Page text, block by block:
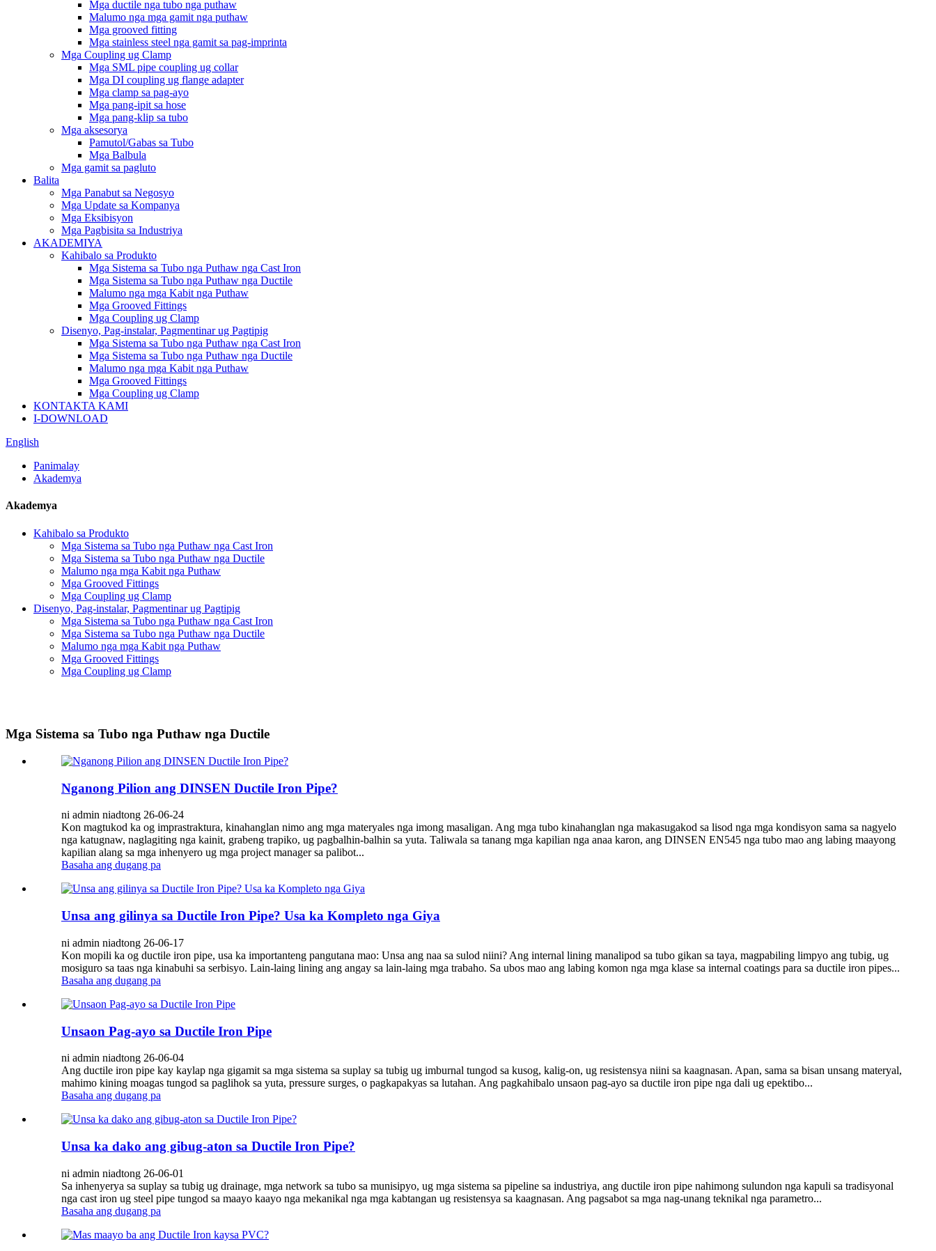
Mga ductile nga tubo nga puthaw
Malumo nga mga gamit nga puthaw
Mga grooved fitting
Mga stainless steel nga gamit sa pag-imprinta
Mga Coupling ug Clamp
Mga SML pipe coupling ug collar
Mga DI coupling ug flange adapter
Mga clamp sa pag-ayo
Mga pang-ipit sa hose
Mga pang-klip sa tubo
Mga aksesorya
Pamutol/Gabas sa Tubo
Mga Balbula
Mga gamit sa pagluto
Balita
Mga Panabut sa Negosyo
Mga Update sa Kompanya
Mga Eksibisyon
Mga Pagbisita sa Industriya
AKADEMIYA
Kahibalo sa Produkto
Mga Sistema sa Tubo nga Puthaw nga Cast Iron
Mga Sistema sa Tubo nga Puthaw nga Ductile
Malumo nga mga Kabit nga Puthaw
Mga Grooved Fittings
Mga Coupling ug Clamp
Disenyo, Pag-instalar, Pagmentinar ug Pagtipig
Mga Sistema sa Tubo nga Puthaw nga Cast Iron
Mga Sistema sa Tubo nga Puthaw nga Ductile
Malumo nga mga Kabit nga Puthaw
Mga Grooved Fittings
Mga Coupling ug Clamp
KONTAKTA KAMI
I-DOWNLOAD
English
Panimalay
Akademya
Akademya
Kahibalo sa Produkto
Mga Sistema sa Tubo nga Puthaw nga Cast Iron
Mga Sistema sa Tubo nga Puthaw nga Ductile
Malumo nga mga Kabit nga Puthaw
Mga Grooved Fittings
Mga Coupling ug Clamp
Disenyo, Pag-instalar, Pagmentinar ug Pagtipig
Mga Sistema sa Tubo nga Puthaw nga Cast Iron
Mga Sistema sa Tubo nga Puthaw nga Ductile
Malumo nga mga Kabit nga Puthaw
Mga Grooved Fittings
Mga Coupling ug Clamp
Mga Sistema sa Tubo nga Puthaw nga Ductile
Nganong Pilion ang DINSEN Ductile Iron Pipe?
ni admin niadtong 26-06-24
Kon magtukod ka og imprastraktura, kinahanglan nimo ang mga materyales nga imong masaligan. Ang mga tubo kinahanglan nga makasugakod sa lisod nga mga kondisyon sama sa nagyelo
nga katugnaw, naglagiting nga kainit, grabeng trapiko, ug pagbalhin-balhin sa yuta. Taliwala sa tanang mga kapilian nga anaa karon, ang DINSEN EN545 nga tubo mao ang labing maayong
kapilian alang sa mga inhenyero ug mga project manager sa palibot...
Basaha ang dugang pa
Unsa ang gilinya sa Ductile Iron Pipe? Usa ka Kompleto nga Giya
ni admin niadtong 26-06-17
Kon mopili ka og ductile iron pipe, usa ka importanteng pangutana mao: Unsa ang naa sa sulod niini? Ang internal lining manalipod sa tubo gikan sa taya, magpabiling limpyo ang tubig, ug
mosiguro sa taas nga kinabuhi sa serbisyo. Lain-laing lining ang angay sa lain-laing mga trabaho. Sa ubos mao ang labing komon nga mga klase sa internal coatings para sa ductile iron pipes...
Basaha ang dugang pa
Unsaon Pag-ayo sa Ductile Iron Pipe
ni admin niadtong 26-06-04
Ang ductile iron pipe kay kaylap nga gigamit sa mga sistema sa suplay sa tubig ug imburnal tungod sa kusog, kalig-on, ug resistensya niini sa kaagnasan. Apan, sama sa bisan unsang materyal,
mahimo kining moagas tungod sa paglihok sa yuta, pressure surges, o pagkapakyas sa lutahan. Ang pagkahibalo unsaon pag-ayo sa ductile iron pipe nga dali ug epektibo...
Basaha ang dugang pa
Unsa ka dako ang gibug-aton sa Ductile Iron Pipe?
ni admin niadtong 26-06-01
Sa inhenyerya sa suplay sa tubig ug drainage, mga network sa tubo sa munisipyo, ug mga sistema sa pipeline sa industriya, ang ductile iron pipe nahimong sulundon nga kapuli sa tradisyonal
nga cast iron ug steel pipe tungod sa maayo kaayo nga mekanikal nga mga kabtangan ug resistensya sa kaagnasan. Ang pagsabot sa mga nag-unang teknikal nga parametro...
Basaha ang dugang pa